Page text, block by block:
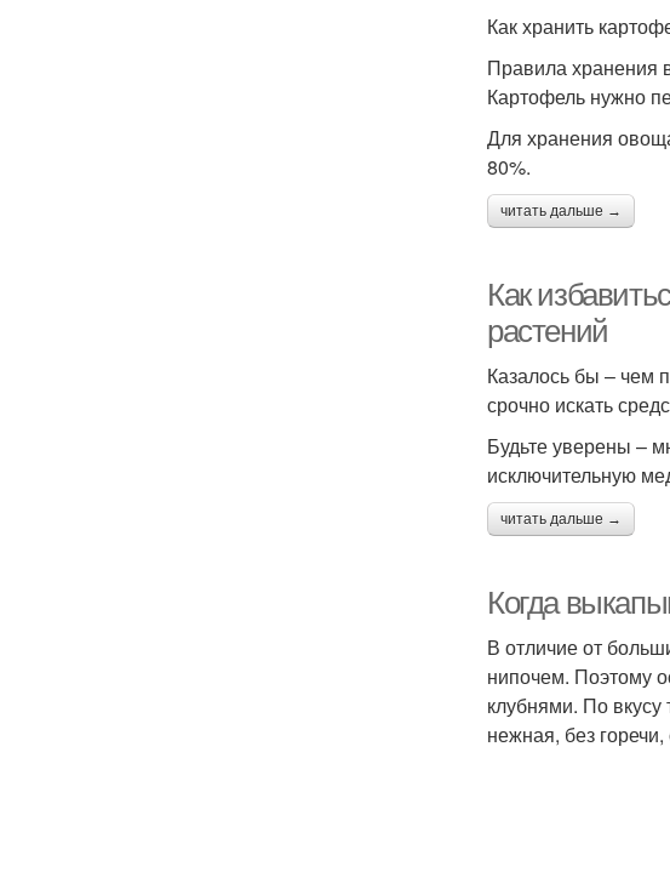
Как хранить
Правила хранения
Картофель нужно
Для хранения
80%.
читать дальше →
Как
растений
Казалось бы – чем
срочно искать
Будьте уверены –
исключительную
читать дальше →
Когда
В отличие от
нипочем. Поэтому
клубнями. По
нежная, без